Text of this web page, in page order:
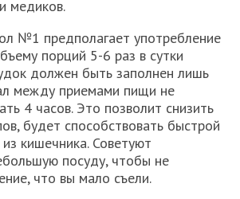
медиков.
№1 предполагает употребление
порций 5-6 раз в сутки
должен быть заполнен лишь
между приемами пищи не
4 часов. Это позволит снизить
будет способствовать быстрой
кишечника. Советуют
посуду, чтобы не
что вы мало съели.